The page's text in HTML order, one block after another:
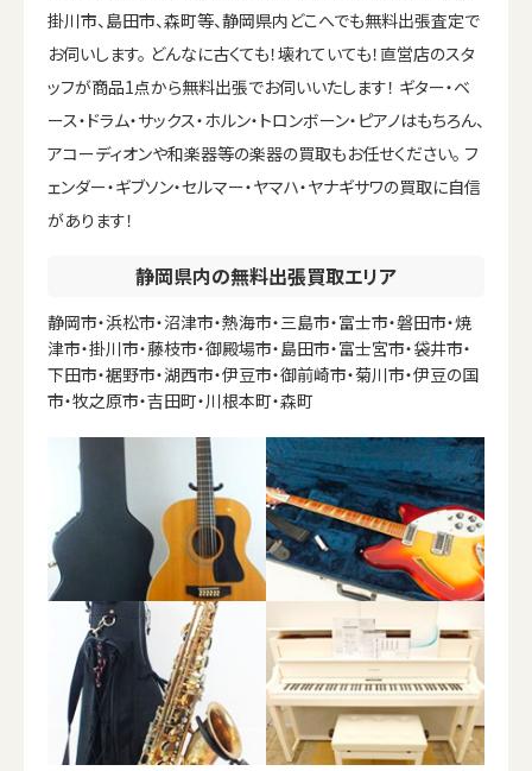
掛川市、島田市、森町等、静岡県内どこへでも無料出張査定で
お伺いします。 どんなに古くても！壊れていても！直営店のスタ
ッフが商品1点から無料出張でお伺いいたします！ ギター・ベ
ース・ドラム・サックス・ホルン・トロンボーン・ピアノはもちろん、
アコーディオンや和楽器等の楽器の買取もお任せください。 フ
ェンダー・ギブソン・セルマー・ヤマハ・ヤナギサワの買取に自信
があります！
静岡県内の無料出張買取エリア
静岡市・浜松市・沼津市・熱海市・三島市・富士市・磐田市・焼
津市・掛川市・藤枝市・御殿場市・島田市・富士宮市・袋井市・
下田市・裾野市・湖西市・伊豆市・御前崎市・菊川市・伊豆の国
市・牧之原市・吉田町・川根本町・森町